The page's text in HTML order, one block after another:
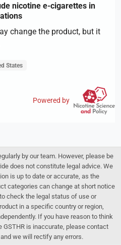
nicotine e-cigarettes in
change the product, but it
States
Powered by
by our team. However, please be
does not constitute legal advice. We
is up to date or accurate, as the
categories can change at short notice
check the legal status of use or
in a specific country or region,
If you have reason to think
is inaccurate, please contact
we will rectify any errors.